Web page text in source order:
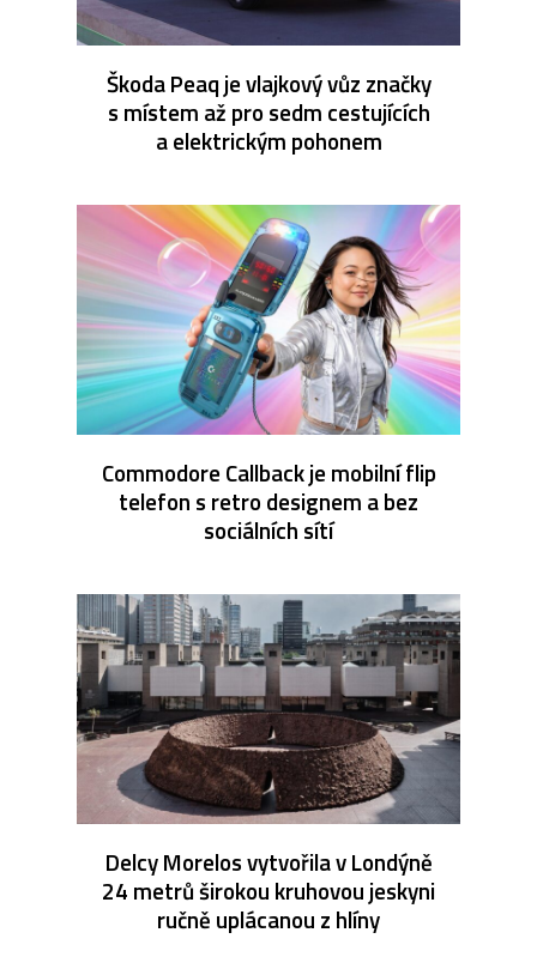
Škoda Peaq je vlajkový vůz značky
s místem až pro sedm cestujících
a elektrickým pohonem
Commodore Callback je mobilní flip
telefon s retro designem a bez
sociálních sítí
Delcy Morelos vytvořila v Londýně
24 metrů širokou kruhovou jeskyni
ručně uplácanou z hlíny